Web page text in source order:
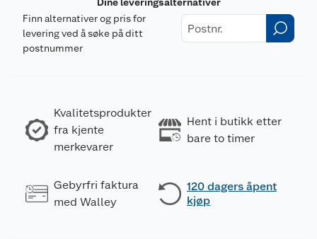
Dine leveringsalternativer
Finn alternativer og pris for
levering ved å søke på ditt
postnummer
Kvalitetsprodukter
fra kjente
merkevarer
Hent i butikk etter
bare to timer
Gebyrfri faktura
med Walley
120 dagers åpent
kjøp